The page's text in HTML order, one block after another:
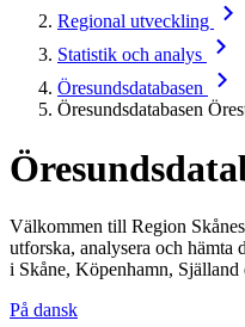
Regional utveckling
Statistik och analys
Öresundsdatabasen
Öresundsdatabasen
Välkommen till Region
utforska, analysera och hämta
i Skåne, Köpenhamn, Själland
På dansk